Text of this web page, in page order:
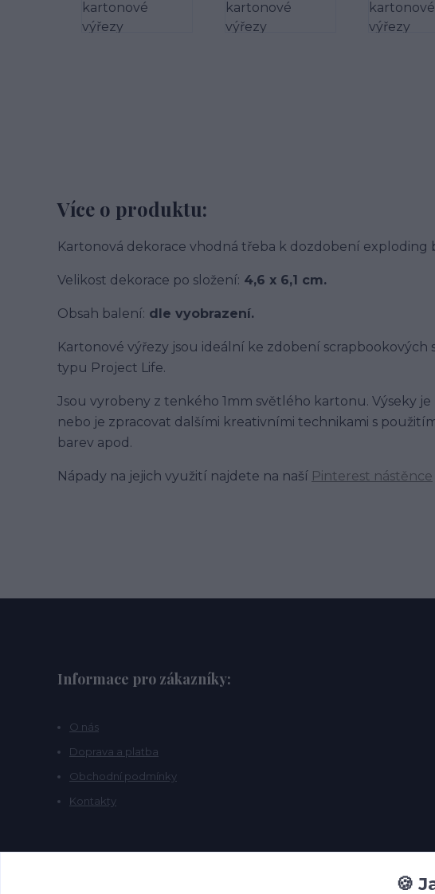
Více o produktu:
Kartonová dekorace vhodná třeba k dozdobení exploding
Velikost dekorace po složení: 4,6 x 6,1 cm.
Obsah balení: dle vyobrazení.
Kartonové výřezy jsou ideální ke zdobení
typu Project Life.
Jsou vyrobeny z tenkého 1mm světlého kartonu. Výseky
nebo je zpracovat dalšími kreativními technikami s
barev apod.
Nápady na jejich využití najdete na naší Pinterest nástěnce
Informace pro zákazníky:
O nás
Doprava a platba
Obchodní podmínky
Kontakty
🍪